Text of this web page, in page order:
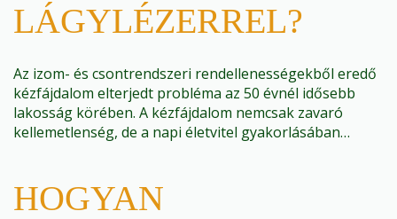
LÁGYLÉZERREL?
Az izom- és csontrendszeri rendellenességekből eredő
kézfájdalom elterjedt probléma az 50 évnél idősebb
lakosság körében. A kézfájdalom nemcsak zavaró
kellemetlenség, de a napi életvitel gyakorlásában…
HOGYAN